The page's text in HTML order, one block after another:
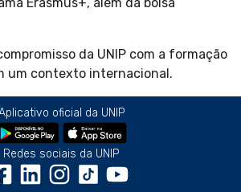
da UNIP com a formação
um contexto internacional.
oficial da UNIP
Redes sociais da UNIP